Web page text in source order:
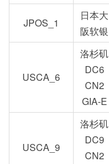
JPOS_1
日本大
阪软银
USCA_6
洛杉矶
DC6
CN2
GIA-E
USCA_9
洛杉矶
DC9
CN2